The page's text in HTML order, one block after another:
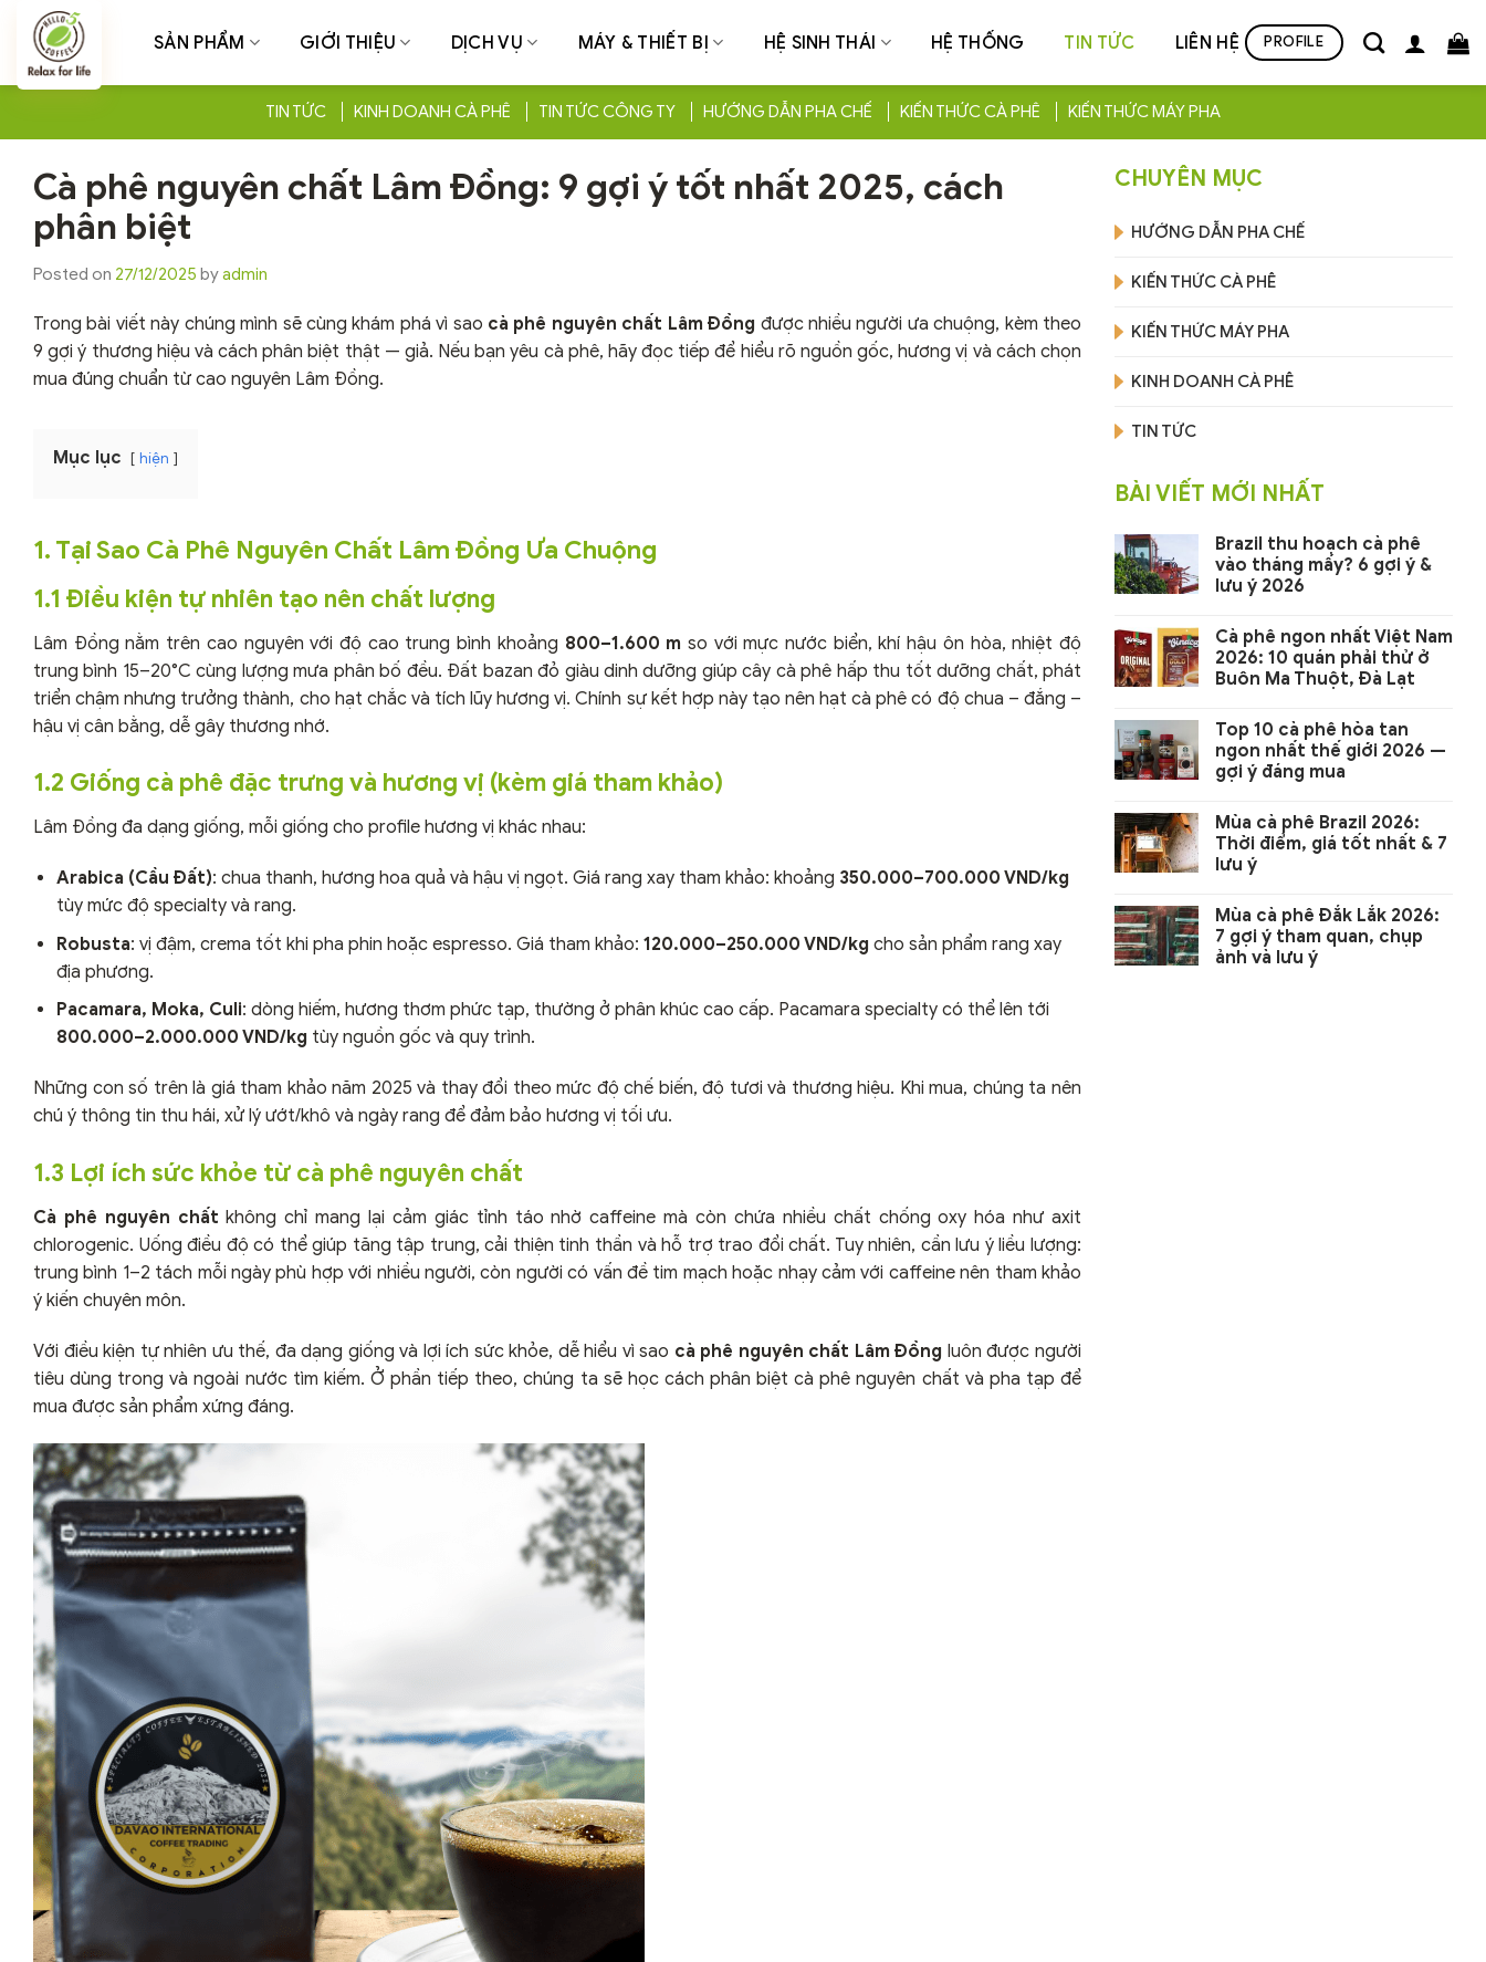
Chuyển
dung
SẢN PHẨM GIỚI THIỆU DỊCH VỤ MÁY & THIẾT BỊ HỆ SINH THÁI HỆ THỐNG TIN TỨC LIÊN HỆ PROFILE
TIN TỨC KINH DOANH CÀ PHÊ TIN TỨC CÔNG TY HƯỚNG DẪN PHA CHẾ KIẾN THỨC CÀ PHÊ KIẾN THỨC MÁY PHA
Cà phê nguyên chất Lâm Đồng: 9 gợi ý tốt nhất 2025, cách
phân biệt
Posted on 27/12/2025 byadmin
Trong bài viết này chúng mình sẽ cùng khám phá vì sao cà phê nguyên chất Lâm Đồng được nhiều người ưa chuộng, kèm theo
9 gợi ý thương hiệu và cách phân biệt thật — giả. Nếu bạn yêu cà phê, hãy đọc tiếp để hiểu rõ nguồn gốc, hương vị và cách chọn
mua đúng chuẩn từ cao nguyên Lâm Đồng.
Mục lục hiện
1. Tại Sao Cà Phê Nguyên Chất Lâm Đồng Ưa Chuộng
1.1 Điều kiện tự nhiên tạo nên chất lượng
Lâm Đồng nằm trên cao nguyên với độ cao trung bình khoảng 800–1.600 m so với mực nước biển, khí hậu ôn hòa, nhiệt độ
trung bình 15–20°C cùng lượng mưa phân bố đều. Đất bazan đỏ giàu dinh dưỡng giúp cây cà phê hấp thu tốt dưỡng chất, phát
triển chậm nhưng trưởng thành, cho hạt chắc và tích lũy hương vị. Chính sự kết hợp này tạo nên hạt cà phê có độ chua – đắng –
hậu vị cân bằng, dễ gây thương nhớ.
1.2 Giống cà phê đặc trưng và hương vị (kèm giá tham khảo)
Lâm Đồng đa dạng giống, mỗi giống cho profile hương vị khác nhau:
Arabica (Cầu Đất): chua thanh, hương hoa quả và hậu vị ngọt. Giá rang xay tham khảo: khoảng 350.000–700.000 VND/kg
tùy mức độ specialty và rang.
Robusta: vị đậm, crema tốt khi pha phin hoặc espresso. Giá tham khảo: 120.000–250.000 VND/kg cho sản phẩm rang xay
địa phương.
Pacamara, Moka, Culi: dòng hiếm, hương thơm phức tạp, thường ở phân khúc cao cấp. Pacamara specialty có thể lên tới
800.000–2.000.000 VND/kg tùy nguồn gốc và quy trình.
Những con số trên là giá tham khảo năm 2025 và thay đổi theo mức độ chế biến, độ tươi và thương hiệu. Khi mua, chúng ta nên
chú ý thông tin thu hái, xử lý ướt/khô và ngày rang để đảm bảo hương vị tối ưu.
1.3 Lợi ích sức khỏe từ cà phê nguyên chất
Cà phê nguyên chất không chỉ mang lại cảm giác tỉnh táo nhờ caffeine mà còn chứa nhiều chất chống oxy hóa như axit
chlorogenic. Uống điều độ có thể giúp tăng tập trung, cải thiện tinh thần và hỗ trợ trao đổi chất. Tuy nhiên, cần lưu ý liều lượng:
trung bình 1–2 tách mỗi ngày phù hợp với nhiều người, còn người có vấn đề tim mạch hoặc nhạy cảm với caffeine nên tham khảo
ý kiến chuyên môn.
Với điều kiện tự nhiên ưu thế, đa dạng giống và lợi ích sức khỏe, dễ hiểu vì sao cà phê nguyên chất Lâm Đồng luôn được người
tiêu dùng trong và ngoài nước tìm kiếm. Ở phần tiếp theo, chúng ta sẽ học cách phân biệt cà phê nguyên chất và pha tạp để
mua được sản phẩm xứng đáng.
CHUYÊN MỤC
HƯỚNG DẪN PHA CHẾ
KIẾN THỨC CÀ PHÊ
KIẾN THỨC MÁY PHA
KINH DOANH CÀ PHÊ
TIN TỨC
BÀI VIẾT MỚI NHẤT
Brazil thu hoạch cà phê
vào tháng mấy? 6 gợi ý &
lưu ý 2026
Cà phê ngon nhất Việt Nam
2026: 10 quán phải thử ở
Buôn Ma Thuột, Đà Lạt
Top 10 cà phê hòa tan
ngon nhất thế giới 2026 —
gợi ý đáng mua
Mùa cà phê Brazil 2026:
Thời điểm, giá tốt nhất & 7
lưu ý
Mùa cà phê Đắk Lắk 2026:
7 gợi ý tham quan, chụp
ảnh và lưu ý